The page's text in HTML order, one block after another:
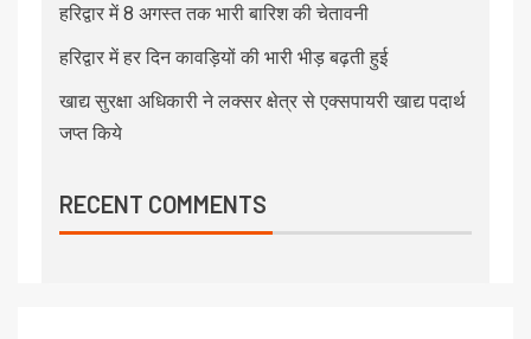
हरिद्वार में 8 अगस्त तक भारी बारिश की चेतावनी
हरिद्वार में हर दिन कावड़ियों की भारी भीड़ बढ़ती हुई
खाद्य सुरक्षा अधिकारी ने लक्सर क्षेत्र से एक्सपायरी खाद्य पदार्थ
जप्त किये
RECENT COMMENTS